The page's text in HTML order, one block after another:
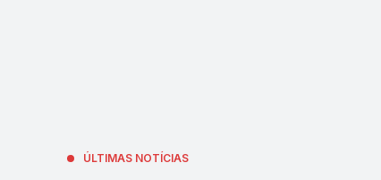
ÚLTIMAS NOTÍCIAS